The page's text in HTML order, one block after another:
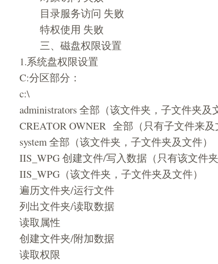
目录服务访问 失败
特权使用 失败
三、磁盘权限设置
1.系统盘权限设置
C:分区部分：
c:\
administrators 全部（该文件夹，子文件夹及
CREATOR OWNER 全部（只有子文件来
system 全部（该文件夹，子文件夹及文件）
IIS_WPG 创建文件/写入数据（只有该文件
IIS_WPG（该文件夹，子文件夹及文件）
遍历文件夹/运行文件
列出文件夹/读取数据
读取属性
创建文件夹/附加数据
读取权限